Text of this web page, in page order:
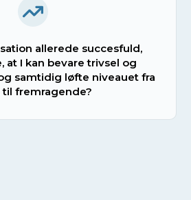
allerede succesfuld,
, at I kan bevare trivsel og
samtidig løfte niveauet fra
fremragende?